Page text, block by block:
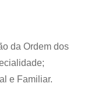
da Ordem dos
e Familiar.